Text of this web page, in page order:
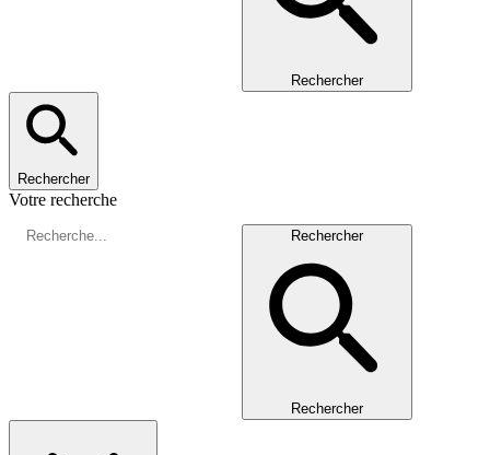
Rechercher
Rechercher
Votre recherche
Rechercher
Rechercher